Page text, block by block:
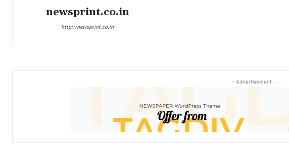
newsprint.co.in
http://newsprint.co.in
- Advertisement -